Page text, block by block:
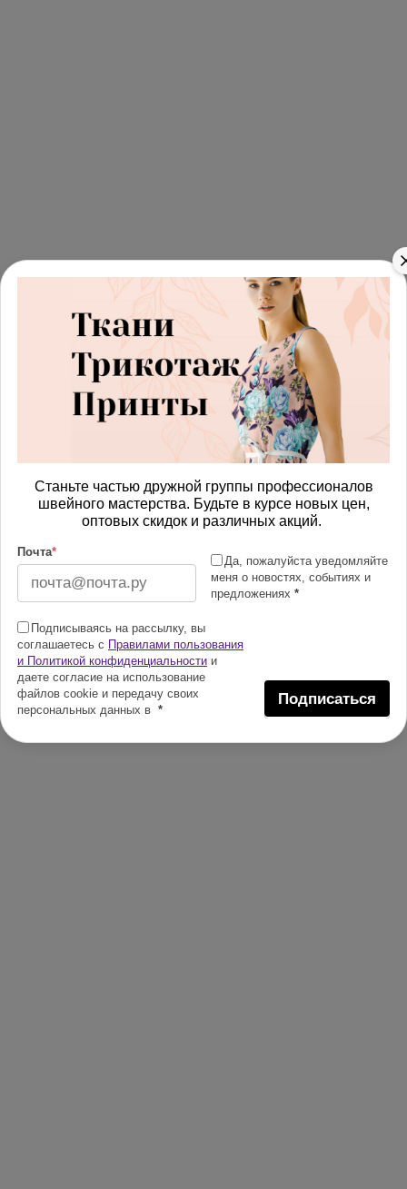
Станьте частью дружной группы профессионалов
швейного мастерства. Будьте в курсе новых цен,
оптовых скидок и различных акций.
Почта*
Да, пожалуйста уведомляйте
меня о новостях, событиях и
предложениях *
Подписываясь на рассылку, вы
соглашаетесь с Правилами пользования
и Политикой конфиденциальности и
даете согласие на использование
файлов cookie и передачу своих
персональных данных в *
Подписаться